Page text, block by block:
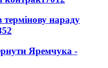
нараду
Яремчука -